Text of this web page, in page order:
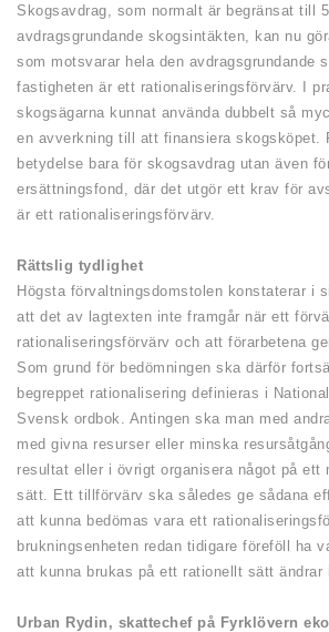
Skogsavdrag, som normalt är begränsat till
avdragsgrundande skogsintäkten, kan nu
som motsvarar hela den avdragsgrundande
fastigheten är ett rationaliseringsförvärv. I
skogsägarna kunnat använda dubbelt så
en avverkning till att finansiera skogsköpet.
betydelse bara för skogsavdrag utan även
ersättningsfond, där det utgör ett krav för
är ett rationaliseringsförvärv.
Rättslig tydlighet
Högsta förvaltningsdomstolen konstaterar i
att det av lagtexten inte framgår när ett
rationaliseringsförvärv och att förarbetena
Som grund för bedömningen ska därför
begreppet rationalisering definieras i
Svensk ordbok. Antingen ska man med
med givna resurser eller minska
resultat eller i övrigt organisera något på ett
sätt. Ett tillförvärv ska således ge sådana
att kunna bedömas vara ett
brukningsenheten redan tidigare föreföll ha
att kunna brukas på ett rationellt sätt ändrar
Urban Rydin, skattechef på Fyrklövern